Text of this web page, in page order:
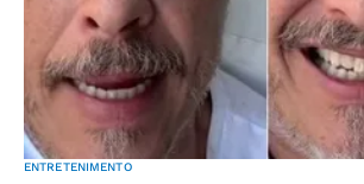
ENTRETENIMENTO